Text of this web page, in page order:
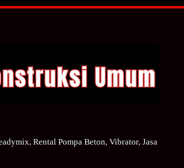
Rental Pompa Beton, Vibrator, Jasa